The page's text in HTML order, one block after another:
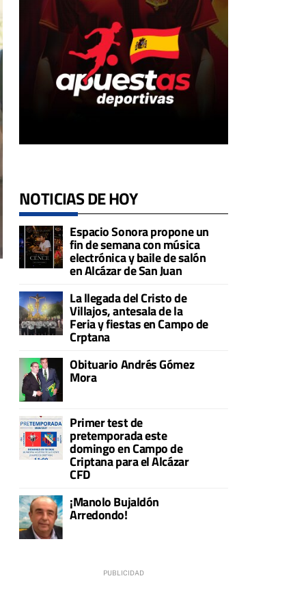
NOTICIAS DE HOY
Espacio Sonora propone un
fin de semana con música
electrónica y baile de salón
en Alcázar de San Juan
La llegada del Cristo de
Villajos, antesala de la
Feria y fiestas en Campo de
Crptana
Obituario Andrés Gómez
Mora
Primer test de
pretemporada este
domingo en Campo de
Criptana para el Alcázar
CFD
¡Manolo Bujaldón
Arredondo!